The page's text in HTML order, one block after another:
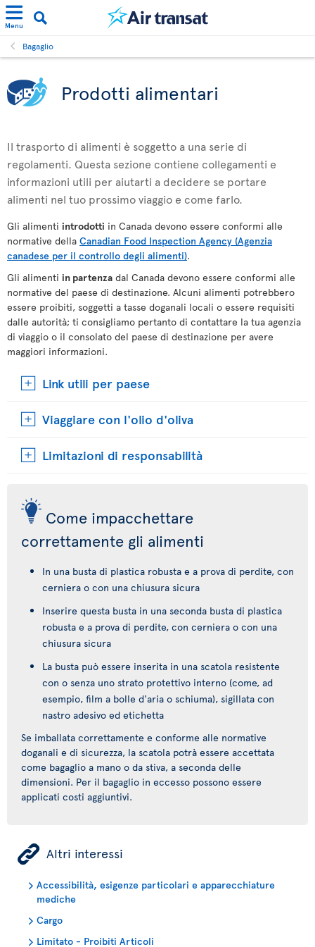
Menu
Bagaglio
Prodotti alimentari
Il trasporto di alimenti è soggetto a una serie di
regolamenti. Questa sezione contiene collegamenti e
informazioni utili per aiutarti a decidere se portare
alimenti nel tuo prossimo viaggio e come farlo.
Gli alimenti introdotti in Canada devono essere conformi alle
normative della Canadian Food Inspection Agency (Agenzia
canadese per il controllo degli alimenti).
Gli alimenti in partenza dal Canada devono essere conformi alle
normative del paese di destinazione. Alcuni alimenti potrebbero
essere proibiti, soggetti a tasse doganali locali o essere requisiti
dalle autorità; ti consigliamo pertanto di contattare la tua agenzia
di viaggio o il consolato del paese di destinazione per avere
maggiori informazioni.
Link utili per paese
Viaggiare con l'olio d'oliva
Limitazioni di responsabilità
Come impacchettare
correttamente gli alimenti
In una busta di plastica robusta e a prova di perdite, con
cerniera o con una chiusura sicura
Inserire questa busta in una seconda busta di plastica
robusta e a prova di perdite, con cerniera o con una
chiusura sicura
La busta può essere inserita in una scatola resistente
con o senza uno strato protettivo interno (come, ad
esempio, film a bolle d'aria o schiuma), sigillata con
nastro adesivo ed etichetta
Se imballata correttamente e conforme alle normative
doganali e di sicurezza, la scatola potrà essere accettata
come bagaglio a mano o da stiva, a seconda delle
dimensioni. Per il bagaglio in eccesso possono essere
applicati costi aggiuntivi.
ÿ Altri interessi
Accessibilità, esigenze particolari e apparecchiature
mediche
Cargo
Limitato - Proibiti Articoli